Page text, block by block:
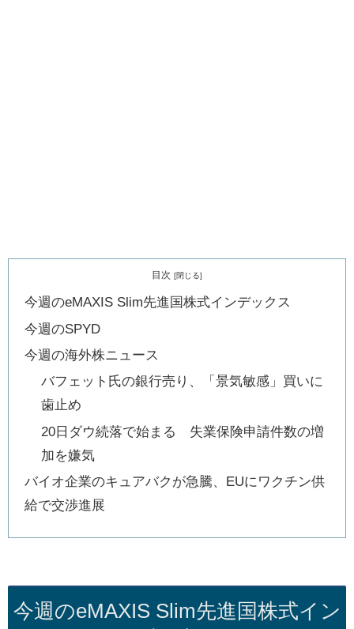
目次
今週のeMAXIS Slim先進国株式インデックス
今週のSPYD
今週の海外株ニュース
バフェット氏の銀行売り、「景気敏感」買いに
歯止め
20日ダウ続落で始まる 失業保険申請件数の増
加を嫌気
バイオ企業のキュアバクが急騰、EUにワクチン供
給で交渉進展
今週のeMAXIS Slim先進国株式イン